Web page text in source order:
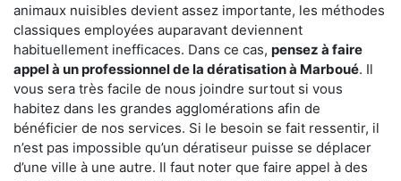
animaux nuisibles devient assez importante, les méthodes
classiques employées auparavant deviennent
habituellement inefficaces. Dans ce cas, pensez à faire
appel à un professionnel de la dératisation à Marboué. Il
vous sera très facile de nous joindre surtout si vous
habitez dans les grandes agglomérations afin de
bénéficier de nos services. Si le besoin se fait ressentir, il
n’est pas impossible qu’un dératiseur puisse se déplacer
d’une ville à une autre. Il faut noter que faire appel à des